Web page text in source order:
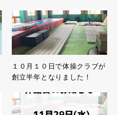
１０月１０日で体操クラブが
創立半年となりました！